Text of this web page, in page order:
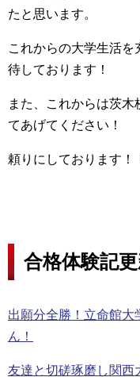
たと思います。
これからの大学生活を
待しております！
また、これからは茨
てあげてください！
頼りにしております！
合格体験記更
出願分全勝！立命館大
ん！
友達と切磋琢磨し関西